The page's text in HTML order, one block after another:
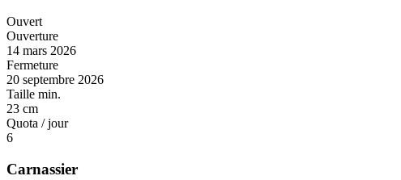
Ouvert
Ouverture
14 mars 2026
Fermeture
20 septembre 2026
Taille min.
23 cm
Quota / jour
6
Carnassier